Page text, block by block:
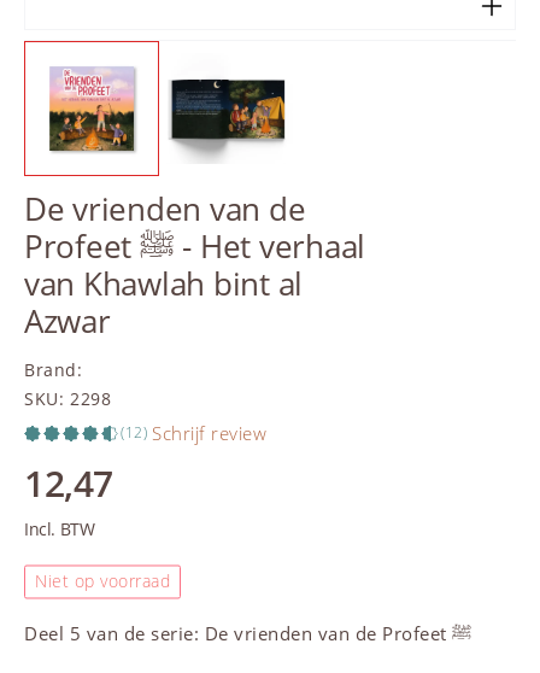
De vrienden van de
Profeet ﷺ - Het verhaal
van Khawlah bint al
Azwar
Brand:
SKU: 2298
(12) Schrijf review
12,47
Incl. BTW
Niet op voorraad
Deel 5 van de serie: De vrienden van de Profeet ﷺ